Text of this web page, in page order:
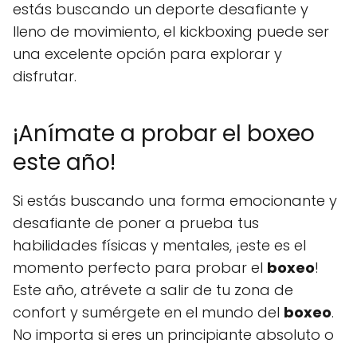
estás buscando un deporte desafiante y
lleno de movimiento, el kickboxing puede ser
una excelente opción para explorar y
disfrutar.
¡Anímate a probar el boxeo
este año!
Si estás buscando una forma emocionante y
desafiante de poner a prueba tus
habilidades físicas y mentales, ¡este es el
momento perfecto para probar el boxeo!
Este año, atrévete a salir de tu zona de
confort y sumérgete en el mundo del boxeo.
No importa si eres un principiante absoluto o